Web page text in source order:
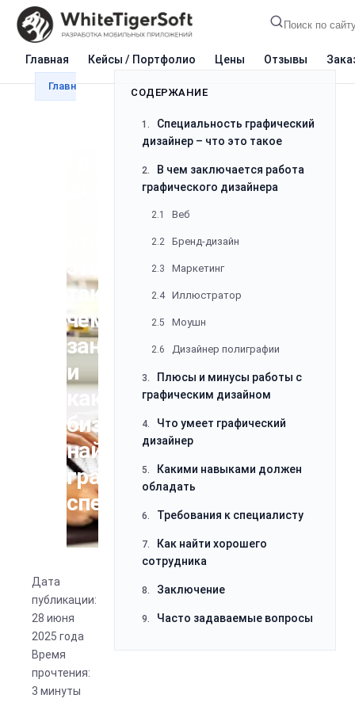
Главная Кейсы / Портфолио Цены Отзывы
Главная Блог Разработка Графический
Графический
дизайнер
это
такой,
чем
занимается
и
как
бизнесу
найти
грамотного
специалиста
Дата
публикации:
28 июня
2025 года
Время
прочтения:
3 минуты
СОДЕРЖАНИЕ
1.
2.
В чем заключается работа
графического дизайнера
2.1 Веб
2.2 Бренд-дизайн
графическим дизайном
Что умеет графический
дизайнер
5. Какими навыками должен
обладать
6. Требования к специалисту
7.
сотрудника
8. Заключение
9. Часто задаваемые вопросы